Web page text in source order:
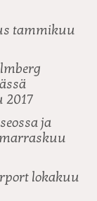
tammikuu
2017
ja
lokakuu